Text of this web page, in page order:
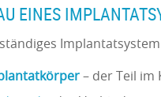
EINES
– der Teil im